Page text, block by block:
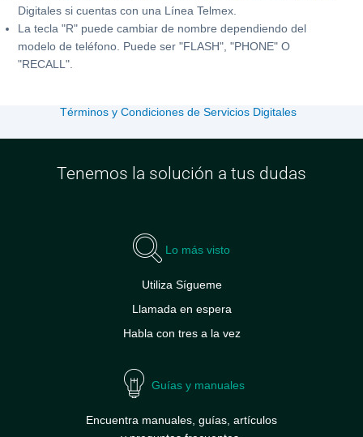
Digitales si cuentas con una Línea Telmex.
La tecla "R" puede cambiar de nombre dependiendo del
modelo de teléfono. Puede ser "FLASH", "PHONE" O
"RECALL".
Términos y Condiciones de Servicios Digitales
Tenemos la solución a tus dudas
Lo más visto
Utiliza Sígueme
Llamada en espera
Habla con tres a la vez
Guías y manuales
Encuentra manuales, guías, artículos